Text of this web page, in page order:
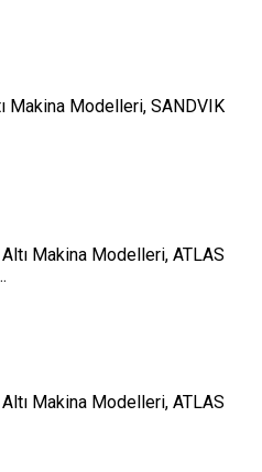
Makina Modelleri, SANDVIK
Makina Modelleri, ATLAS
Makina Modelleri, ATLAS